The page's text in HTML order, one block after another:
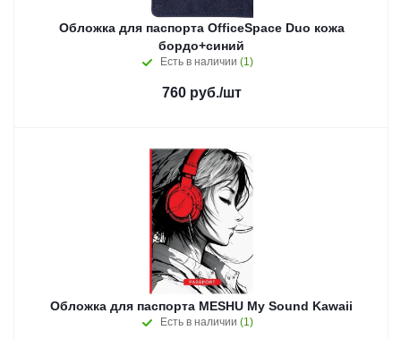
Обложка для паспорта OfficeSpace Duo кожа
бордо+синий
Есть в наличии (1)
760руб./шт
Обложка для паспорта MESHU My Sound Kawaii
Есть в наличии (1)